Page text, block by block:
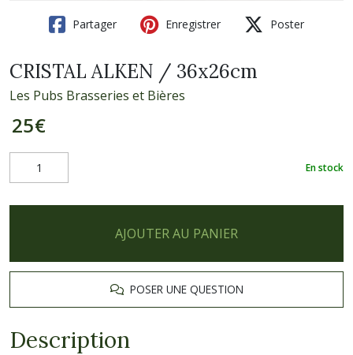
Partager Enregistrer Poster
CRISTAL ALKEN / 36x26cm
Les Pubs Brasseries et Bières
25€
En stock
AJOUTER AU PANIER
POSER UNE QUESTION
Description